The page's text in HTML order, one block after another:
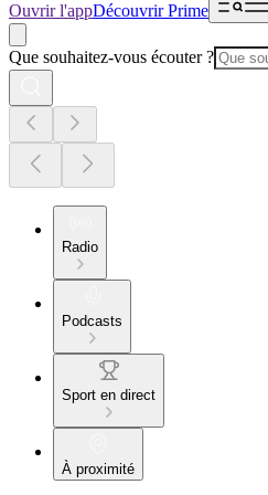
Ouvrir l'appDécouvrir Prime
Que souhaitez-vous écouter ?
Radio
Podcasts
Sport en direct
À proximité